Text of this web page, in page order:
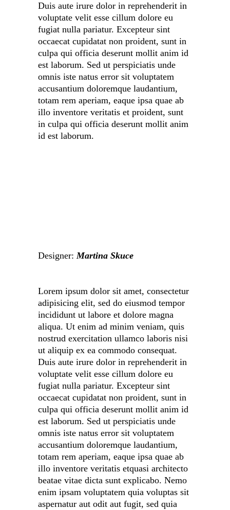
Duis aute irure dolor in reprehenderit in
voluptate velit esse cillum dolore eu
fugiat nulla pariatur. Excepteur sint
occaecat cupidatat non proident, sunt in
culpa qui officia deserunt mollit anim id
est laborum. Sed ut perspiciatis unde
omnis iste natus error sit voluptatem
accusantium doloremque laudantium,
totam rem aperiam, eaque ipsa quae ab
illo inventore veritatis et proident, sunt
in culpa qui officia deserunt mollit anim
id est laborum.
Designer:Martina Skuce
Lorem ipsum dolor sit amet, consectetur
adipisicing elit, sed do eiusmod tempor
incididunt ut labore et dolore magna
aliqua. Ut enim ad minim veniam, quis
nostrud exercitation ullamco laboris nisi
ut aliquip ex ea commodo consequat.
Duis aute irure dolor in reprehenderit in
voluptate velit esse cillum dolore eu
fugiat nulla pariatur. Excepteur sint
occaecat cupidatat non proident, sunt in
culpa qui officia deserunt mollit anim id
est laborum. Sed ut perspiciatis unde
omnis iste natus error sit voluptatem
accusantium doloremque laudantium,
totam rem aperiam, eaque ipsa quae ab
illo inventore veritatis etquasi architecto
beatae vitae dicta sunt explicabo. Nemo
enim ipsam voluptatem quia voluptas sit
aspernatur aut odit aut fugit, sed quia